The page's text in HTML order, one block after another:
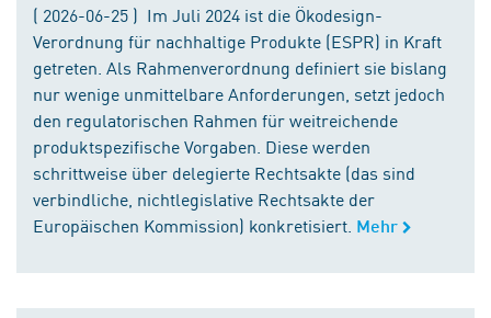
( 2026-06-25 ) Im Juli 2024 ist die Ökodesign-
Verordnung für nachhaltige Produkte (ESPR) in Kraft
getreten. Als Rahmenverordnung definiert sie bislang
nur wenige unmittelbare Anforderungen, setzt jedoch
den regulatorischen Rahmen für weitreichende
produktspezifische Vorgaben. Diese werden
schrittweise über delegierte Rechtsakte (das sind
verbindliche, nichtlegislative Rechtsakte der
Europäischen Kommission) konkretisiert. Mehr